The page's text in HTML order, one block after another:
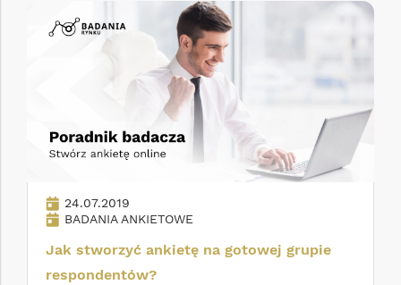
24.07.2019
BADANIA ANKIETOWE
Jak stworzyć ankietę na gotowej grupie
respondentów?